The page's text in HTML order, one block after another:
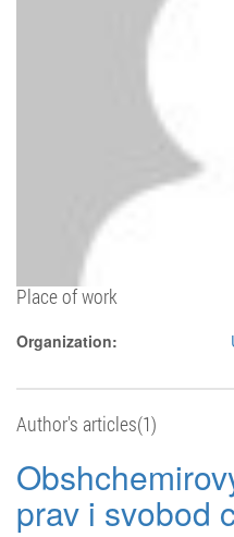
Place of work
Organization:
Author's articles(1)
prav i svobod